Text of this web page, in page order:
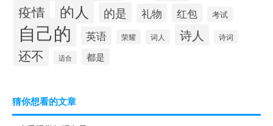
疫情 的人 的是 礼物 红包 考试
自己的 英语 荣耀 词人 诗人 诗词
还不 适合 都是
猜你想看的文章